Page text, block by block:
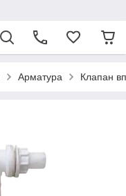
Арматура Клапан